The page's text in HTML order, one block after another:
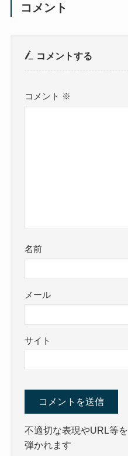
コメント
コメントする
コメント ※
名前
メール
サイト
不適切な表現やURL等
弾かれます